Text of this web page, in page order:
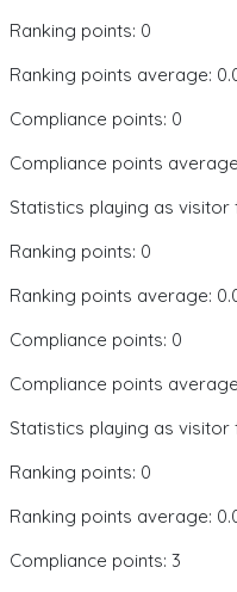
Ranking points: 0
Ranking points average:
Compliance points: 0
Compliance points
Statistics playing as
Ranking points: 0
Ranking points average:
Compliance points: 0
Compliance points
Statistics playing as
Ranking points: 0
Ranking points average:
Compliance points: 3